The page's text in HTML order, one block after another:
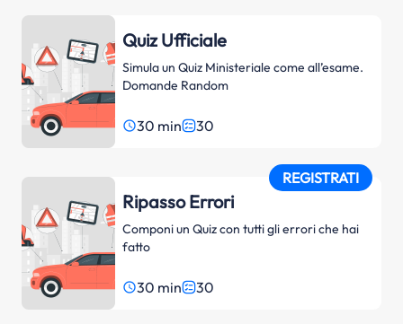
Quiz Ufficiale
Simula un Quiz Ministeriale come all’esame.
Domande Random
access_time30 min 30
REGISTRATI
Ripasso Errori
Componi un Quiz con tutti gli errori che hai
fatto
access_time30 min 30